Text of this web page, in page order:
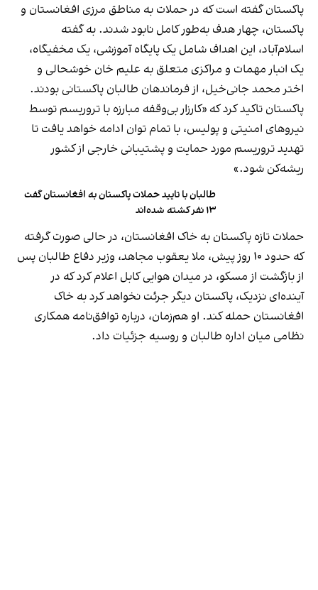
پاکستان گفته است که در حملات به مناطق مرزی افغانستان و
پاکستان، چهار هدف به‌طور کامل نابود شدند. به گفته
اسلام‌آباد، این اهداف شامل یک پایگاه آموزشی، یک مخفیگاه،
یک انبار مهمات و مراکزی متعلق به علیم خان خوشحالی و
اختر محمد جانی‌خیل، از فرماندهان طالبان پاکستانی بودند.
پاکستان تاکید کرد که «کارزار بی‌وقفه مبارزه با تروریسم توسط
نیروهای امنیتی و پولیس، با تمام توان ادامه خواهد یافت تا
تهدید تروریسم مورد حمایت و پشتیبانی خارجی از کشور
ریشه‌کن شود.»
طالبان با تایید حملات پاکستان به افغانستان گفت
۱۳ نفر کشته شده‌اند
حملات تازه پاکستان به خاک افغانستان، در حالی صورت گرفته
که حدود ۱۰ روز پیش، ملا یعقوب مجاهد، وزیر دفاع طالبان پس
از بازگشت از مسکو، در میدان هوایی کابل اعلام کرد که در
آینده‌ای نزدیک، پاکستان دیگر جرئت نخواهد کرد به خاک
افغانستان حمله کند. او هم‌زمان، درباره توافق‌نامه همکاری
نظامی میان اداره طالبان و روسیه جزئیات داد.